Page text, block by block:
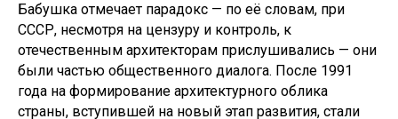
Бабушка отмечает парадокс — по её словам, при
СССР, несмотря на цензуру и контроль, к
отечественным архитекторам прислушивались — они
были частью общественного диалога. После 1991
года на формирование архитектурного облика
страны, вступившей на новый этап развития, стали